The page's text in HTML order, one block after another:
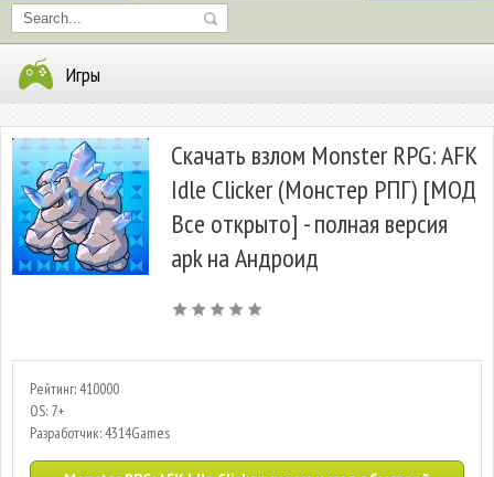
Игры
Скачать взлом Monster RPG: AFK
Idle Clicker (Монстер РПГ) [МОД
Все открыто] - полная версия
apk на Андроид
Рейтинг: 410000
OS: 7+
Разработчик: 4314Games